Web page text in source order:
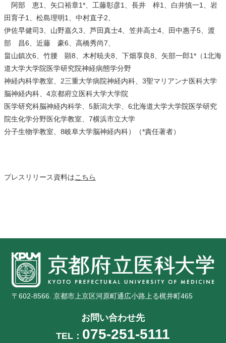
阿部 恵1 、矢口裕章1* 、工藤彰彦1 、長井 梓1 、白井慎一1
、岩
田育子1 、松島理明1 、中村直子2
伊佐早健司3 、山野嘉久 3 、芦田真士4 、笠井高士4 、田中惠子5 、渡
部 昌6 、近藤 豪6 、高橋秀尚7
畠山鎮次6 、竹腰 顕8 、木村暁夫8 、下畑享良8 、矢部一郎1* （1北海
道大学大学院医学研究院神経病態学分野
神経内科学教室、 2三重大学病院神経内科、 3聖マリアンナ医科大学
脳神経内科、 4京都府立医科大学大学院
医学研究科脳神経内科学、 5新潟大学、 6北海道大学大学院医学研究
院生化学分野医化学教室、 7横浜市立大学
分子生物学教室、 8岐阜大学脳神経内科）（*責任著者）
プレスリリース資料はこちら
〒602-8566. 京都市上京区河原町通広小路上る梶井町465
お問い合わせ先
TEL： 075-251-5111